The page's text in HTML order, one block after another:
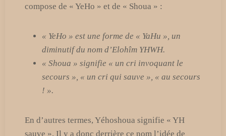
compose de « YeHo » et de « Shoua » :
« YeHo » est une forme de « YaHu », un
diminutif du nom d’Elohîm YHWH.
« Shoua » signifie « un cri invoquant le
secours », « un cri qui sauve », « au secours
! ».
En d’autres termes, Yéhoshoua signifie « YH
sauve ». Il y a donc derrière ce nom l’idée de